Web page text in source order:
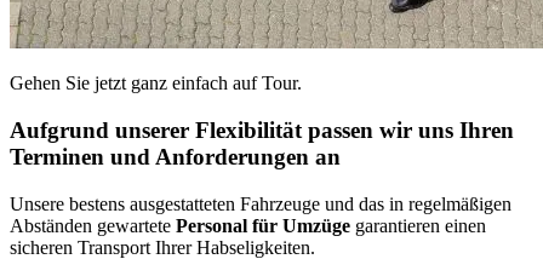
Gehen Sie jetzt ganz einfach auf Tour.
Aufgrund unserer Flexibilität passen wir uns Ihren
Terminen und Anforderungen an
Unsere bestens ausgestatteten Fahrzeuge und das in regelmäßigen
Abständen gewartete Personal für Umzüge garantieren einen
sicheren Transport Ihrer Habseligkeiten.